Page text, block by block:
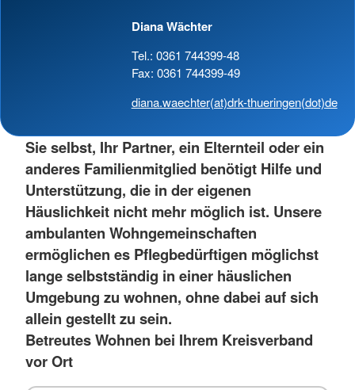
Diana Wächter
Tel.: 0361 744399-48
Fax: 0361 744399-49
diana.waechter(at)drk-thueringen(dot)de
Sie selbst, Ihr Partner, ein Elternteil oder ein
anderes Familienmitglied benötigt Hilfe und
Unterstützung, die in der eigenen
Häuslichkeit nicht mehr möglich ist. Unsere
ambulanten Wohngemeinschaften
ermöglichen es Pflegbedürftigen möglichst
lange selbstständig in einer häuslichen
Umgebung zu wohnen, ohne dabei auf sich
allein gestellt zu sein.
Betreutes Wohnen bei Ihrem Kreisverband
vor Ort